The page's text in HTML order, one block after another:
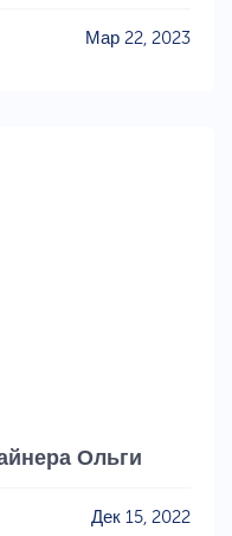
Мар 22, 2023
Ольги
Дек 15, 2022